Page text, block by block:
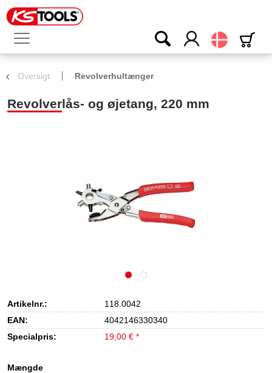
Dansk
Oversigt Revolverhultænger
Revolverlås- og øjetang, 220 mm
Artikelnr.:
118.0042
EAN:
4042146330340
Specialpris:
19,00 € *
Mængde